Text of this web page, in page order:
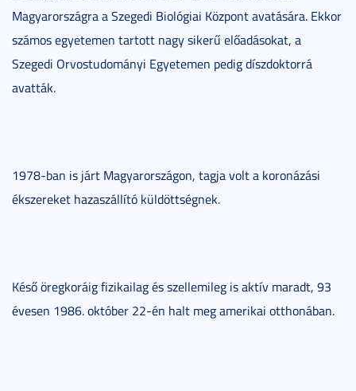
Magyarországra a Szegedi Biológiai Központ avatására. Ekkor
számos egyetemen tartott nagy sikerű előadásokat, a
Szegedi Orvostudományi Egyetemen pedig díszdoktorrá
avatták.
1978-ban is járt Magyarországon, tagja volt a koronázási
ékszereket hazaszállító küldöttségnek.
Késő öregkoráig fizikailag és szellemileg is aktív maradt, 93
évesen 1986. október 22-én halt meg amerikai otthonában.